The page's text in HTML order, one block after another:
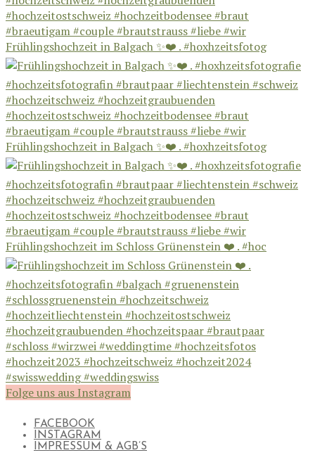
Frühlingshochzeit in Balgach ✨❤️ . #hoxhzeitsfotog
Frühlingshochzeit in Balgach ✨❤️ . #hoxhzeitsfotog
Frühlingshochzeit im Schloss Grünenstein ❤️ . #hoc
Folge uns aus Instagram
FACEBOOK
INSTAGRAM
IMPRESSUM & AGB’S